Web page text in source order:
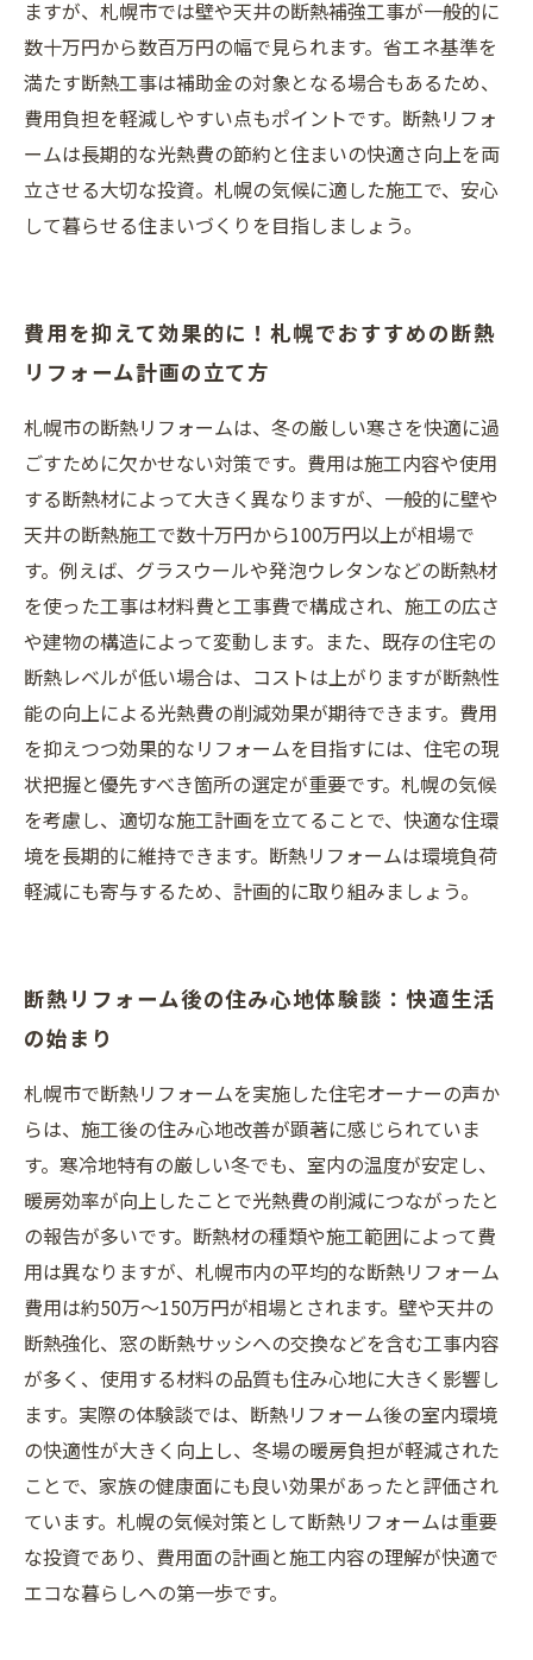
ますが、札幌市では壁や天井の断熱補強工事が一般的に
数十万円から数百万円の幅で見られます。省エネ基準を
満たす断熱工事は補助金の対象となる場合もあるため、
費用負担を軽減しやすい点もポイントです。断熱リフォ
ームは長期的な光熱費の節約と住まいの快適さ向上を両
立させる大切な投資。札幌の気候に適した施工で、安心
して暮らせる住まいづくりを目指しましょう。
費用を抑えて効果的に！札幌でおすすめの断熱
リフォーム計画の立て方
札幌市の断熱リフォームは、冬の厳しい寒さを快適に過
ごすために欠かせない対策です。費用は施工内容や使用
する断熱材によって大きく異なりますが、一般的に壁や
天井の断熱施工で数十万円から100万円以上が相場で
す。例えば、グラスウールや発泡ウレタンなどの断熱材
を使った工事は材料費と工事費で構成され、施工の広さ
や建物の構造によって変動します。また、既存の住宅の
断熱レベルが低い場合は、コストは上がりますが断熱性
能の向上による光熱費の削減効果が期待できます。費用
を抑えつつ効果的なリフォームを目指すには、住宅の現
状把握と優先すべき箇所の選定が重要です。札幌の気候
を考慮し、適切な施工計画を立てることで、快適な住環
境を長期的に維持できます。断熱リフォームは環境負荷
軽減にも寄与するため、計画的に取り組みましょう。
断熱リフォーム後の住み心地体験談：快適生活
の始まり
札幌市で断熱リフォームを実施した住宅オーナーの声か
らは、施工後の住み心地改善が顕著に感じられていま
す。寒冷地特有の厳しい冬でも、室内の温度が安定し、
暖房効率が向上したことで光熱費の削減につながったと
の報告が多いです。断熱材の種類や施工範囲によって費
用は異なりますが、札幌市内の平均的な断熱リフォーム
費用は約50万～150万円が相場とされます。壁や天井の
断熱強化、窓の断熱サッシへの交換などを含む工事内容
が多く、使用する材料の品質も住み心地に大きく影響し
ます。実際の体験談では、断熱リフォーム後の室内環境
の快適性が大きく向上し、冬場の暖房負担が軽減された
ことで、家族の健康面にも良い効果があったと評価され
ています。札幌の気候対策として断熱リフォームは重要
な投資であり、費用面の計画と施工内容の理解が快適で
エコな暮らしへの第一歩です。